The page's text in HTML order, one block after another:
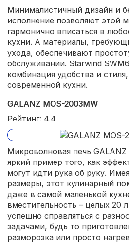
Минималистичный дизайн и
исполнение позволяют этой
гармонично вписаться в
кухни. А материалы,
ухода, обеспечивают
обслуживании. Starwind
комбинация удобства и
современной кухни.
GALANZ MOS-2003MW
Рейтинг: 4.4
Микроволновая печь GALANZ
яркий пример того, как
могут идти рука об руку.
размеры, этот кулинарный
даже в самой маленькой
вместительность – целых 20
успешно справляться с
задачами, будь то
разморозка или просто